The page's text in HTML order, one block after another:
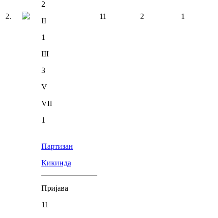
2.
2
II
1
III
3
V
VII
1
11 2 1
Партизан
Кикинда
Пријава
11